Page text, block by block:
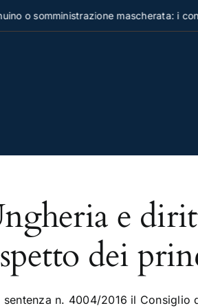
o somministrazione mascherata: i
e
dei
sentenza n. 4004/2016 il